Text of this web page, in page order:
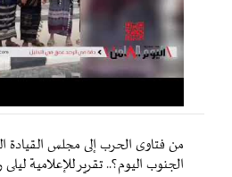
من فتاوى الحرب إلى مجلس القيادة
الجنوب اليوم؟.. تقرير للإعلامية ليلى